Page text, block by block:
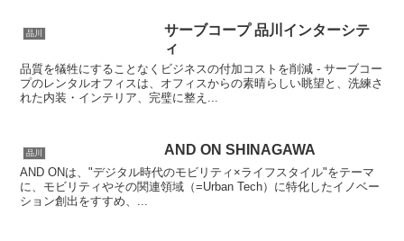
品川
サーブコープ 品川インターシテ
ィ
品質を犠牲にすることなくビジネスの付加コストを削減 - サーブコー
プのレンタルオフィスは、オフィスからの素晴らしい眺望と、洗練さ
れた内装・インテリア、完璧に整え...
品川 AND ON SHINAGAWA
AND ONは、"デジタル時代のモビリティ×ライフスタイル"をテーマ
に、モビリティやその関連領域（=Urban Tech）に特化したイノベー
ション創出をすすめ、...